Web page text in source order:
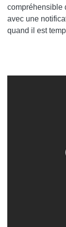
compréhensible
avec une
quand il est